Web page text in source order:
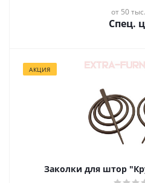
от 50
Спец.
АКЦИЯ
Заколки для штор